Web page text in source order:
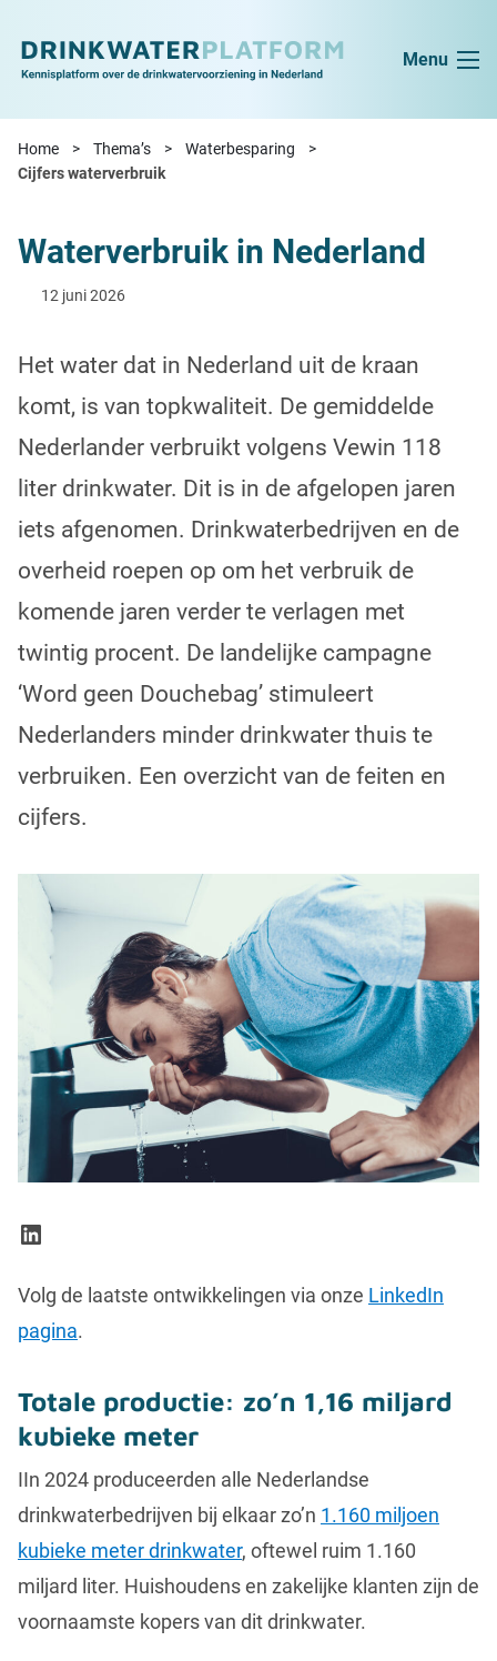
Menu
Home Thema’s
Waterbesparing
Cijfers waterverbruik
Waterverbruik in Nederland
12 juni 2026
Het water dat in Nederland uit de kraan
komt, is van topkwaliteit. De gemiddelde
Nederlander verbruikt volgens Vewin 118
liter drinkwater. Dit is in de afgelopen jaren
iets afgenomen. Drinkwaterbedrijven en de
overheid roepen op om het verbruik de
komende jaren verder te verlagen met
twintig procent. De landelijke campagne
‘Word geen Douchebag’ stimuleert
Nederlanders minder drinkwater thuis te
verbruiken. Een overzicht van de feiten en
cijfers.
LinkedIn
Volg de laatste ontwikkelingen via onze LinkedIn
pagina.
Totale productie: zo’n 1,16 miljard
kubieke meter
IIn 2024 produceerden alle Nederlandse
drinkwaterbedrijven bij elkaar zo’n 1.160 miljoen
kubieke meter drinkwater, oftewel ruim 1.160
miljard liter. Huishoudens en zakelijke klanten zijn de
voornaamste kopers van dit drinkwater.